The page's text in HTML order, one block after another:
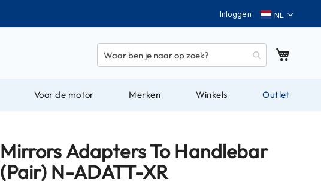
Taal
Inloggen
Voor de motor Merken Winkels Outlet
Mirrors Adapters To Handlebar
(Pair) N-ADATT-XR